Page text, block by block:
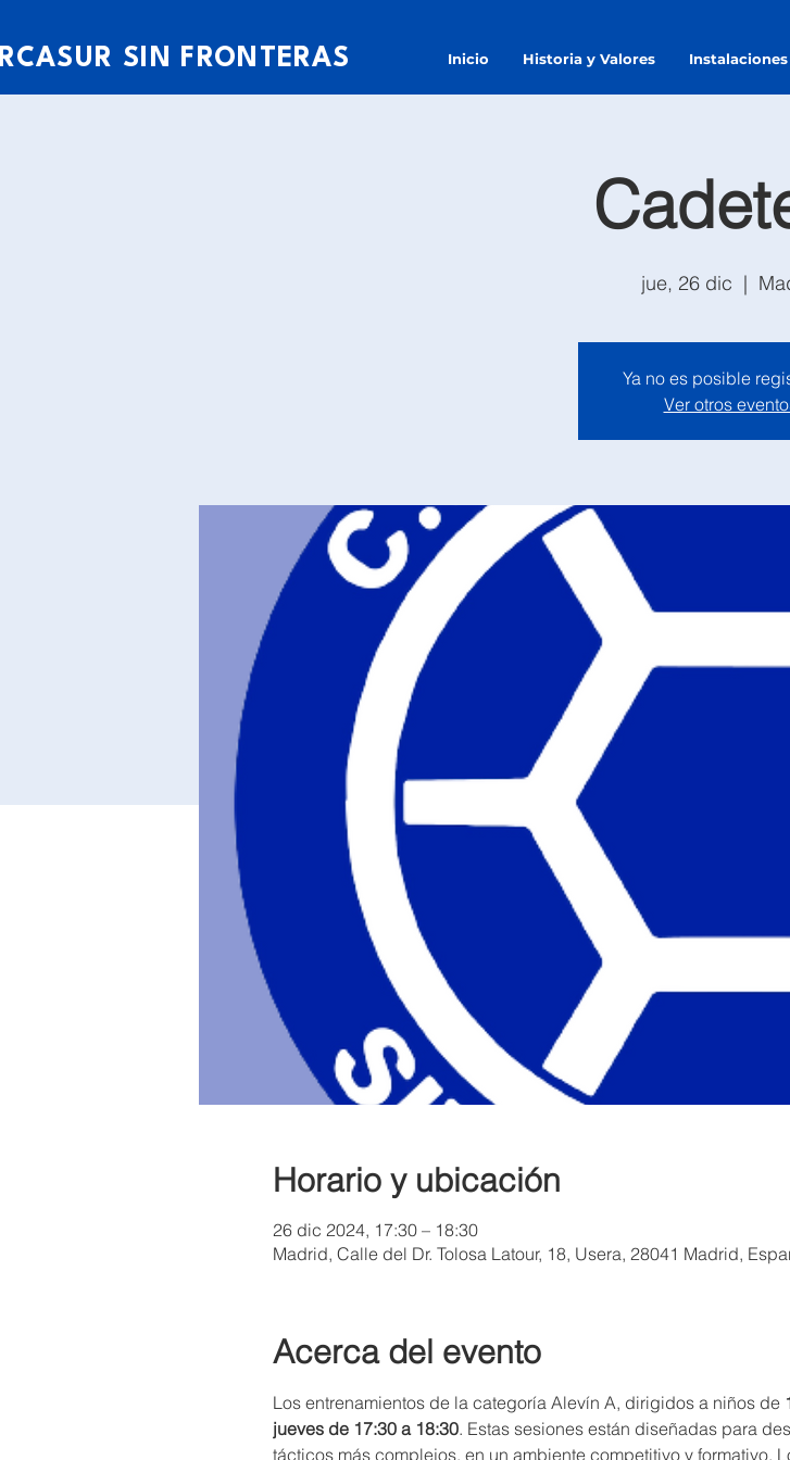
SIN FRONTERAS Inicio Historia y Valores Instalaciones
jue, 26 dic
  |
Ya no es posible
Ver otros
Horario y ubicación
26 dic 2024, 17:30 – 18:30
Madrid, Calle del Dr. Tolosa Latour, 18, Usera, 28041 Madrid,
Acerca del evento
Los entrenamientos de la categoría Alevín A, dirigidos a niños de
jueves de 17:30 a 18:30. Estas sesiones están diseñadas para
tácticos más complejos, en un ambiente competitivo y formativo.